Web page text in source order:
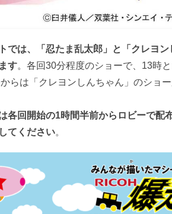
では、「忍たま乱太郎」と「クレヨ
す。各回30分程度のショーで、13時
らは「クレヨンしんちゃん」のショー
各回開始の1時間半前からロビーで配
てください。